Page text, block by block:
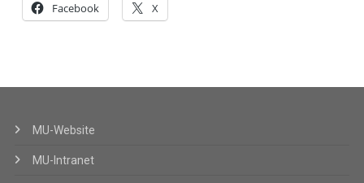
Facebook X
MU-Website
MU-Intranet